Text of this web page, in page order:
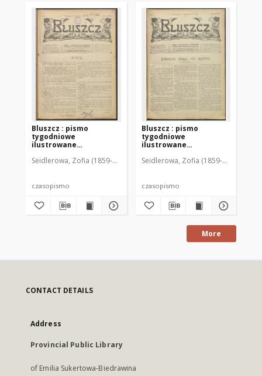
Bluszcz : pismo
tygodniowe
ilustrowane
kobiecym, 1912 R. 48, nr
Seidlerowa, Zofia (1859-1919). Red. i Wyd.
czasopismo
Bluszcz : pismo
tygodniowe
ilustrowane
kobiecym, 1912 R. 48, nr
Seidlerowa, Zofia (1859-1919). Red.
czasopismo
More
CONTACT DETAILS
Address
Provincial Public Library
of Emilia Sukertowa-Biedrawina